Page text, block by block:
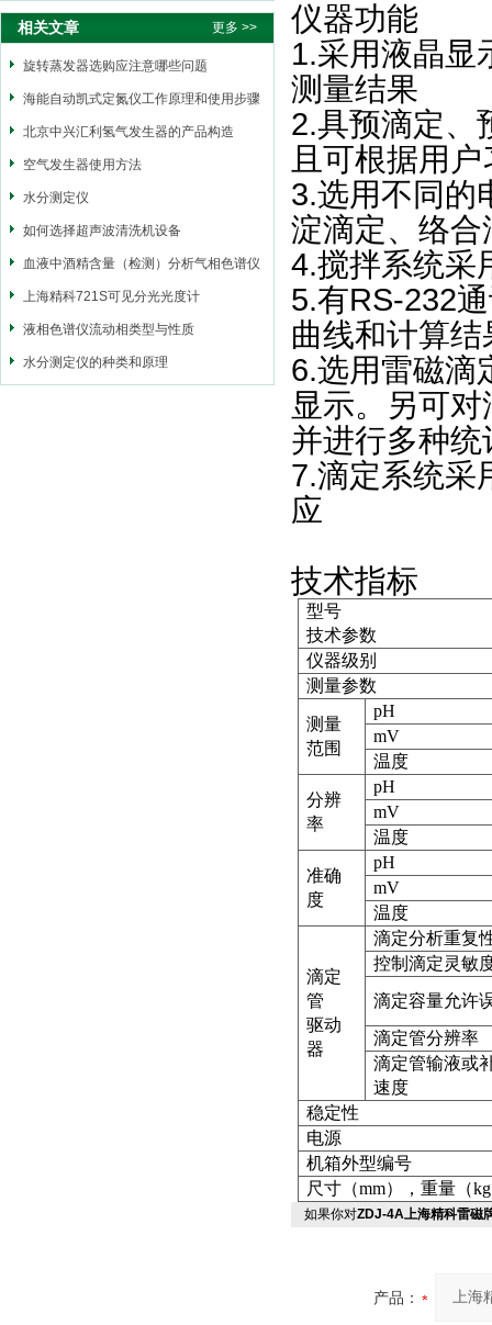
相关文章 更多 >>
旋转蒸发器选购应注意哪些问题
海能自动凯式定氮仪工作原理和使用步骤
北京中兴汇利氢气发生器的产品构造
空气发生器使用方法
水分测定仪
如何选择超声波清洗机设备
血液中酒精含量（检测）分析气相色谱仪
上海精科721S可见分光光度计
液相色谱仪流动相类型与性质
水分测定仪的种类和原理
仪器功能
1.采用液晶显
测量结果
2.具预滴定、
且可根据用
3.选用不同的
淀滴定、络
4.搅拌系统采
5.有RS-232
曲线和计算结
6.选用雷磁滴
显示。另可
并进行多种
7.滴定系统采
应
技术指标
型号
技术参数
仪器级别
测量参数
测量
范围
pH
mV
温度
分辨
率
pH
mV
温度
准确
度
pH
mV
温度
滴定
管
驱动
器
滴定分析重复
控制滴定灵敏
滴定容量允许
滴定管分辨率
滴定管输液或
速度
稳定性
电源
机箱外型编号
尺寸 （mm） ，重量 （
如果你对ZDJ-4A上海精科雷磁
产品：